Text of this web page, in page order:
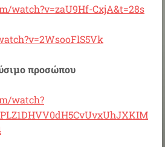
watch?v=zaU9Hf-CxjA&t=28s
προσώπου
watch?